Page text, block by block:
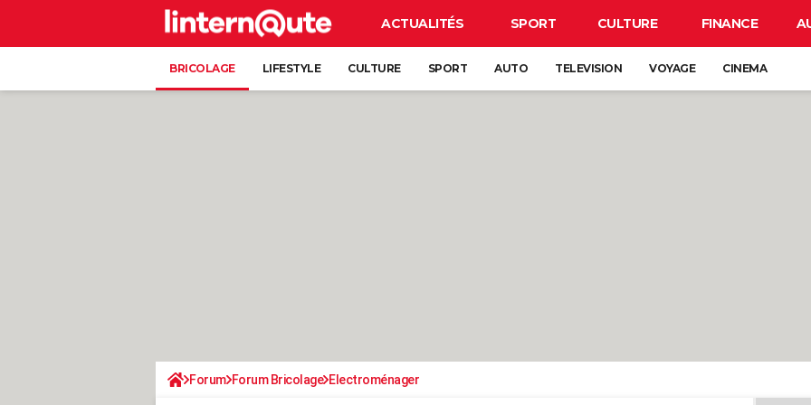
ACTUALITÉS SPORT CULTURE FINANCE
BRICOLAGE LIFESTYLE CULTURE SPORT AUTO TELEVISION VOYAGE CINEMA
Forum Forum Bricolage Electroménager